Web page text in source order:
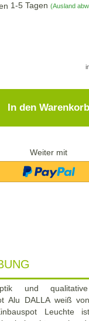
1-5 Tagen (Ausland
In den Warenkorb
Weiter mit
und
Alu DALLA weiß
Leuchte